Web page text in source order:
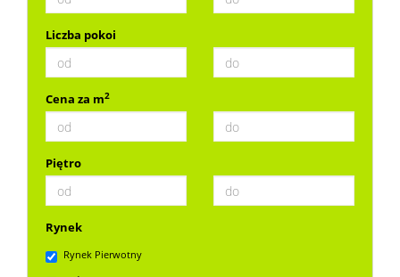
Liczba pokoi
Cena za m2
Piętro
Rynek
Rynek Pierwotny